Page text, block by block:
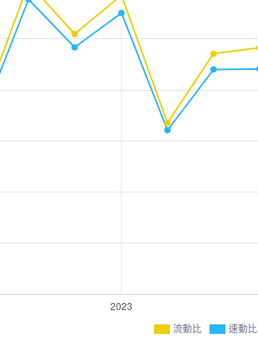
流動比 速動比